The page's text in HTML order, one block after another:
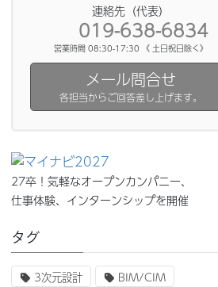
連絡先（代表）
019-638-6834
営業時間 08:30-17:30 《 土日祝日除く》
メール問合せ
各担当からご回答差し上げます。
27卒！気軽なオープンカンパニー、
仕事体験、インターンシップを開催
タグ
3次元設計
BIM/CIM